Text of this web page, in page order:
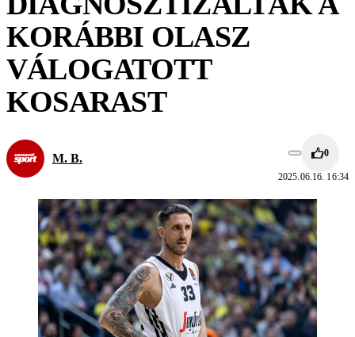
KORÁBBI OLASZ
VÁLOGATOTT
KOSARAST
M. B. 0
2025.06.16. 16:34